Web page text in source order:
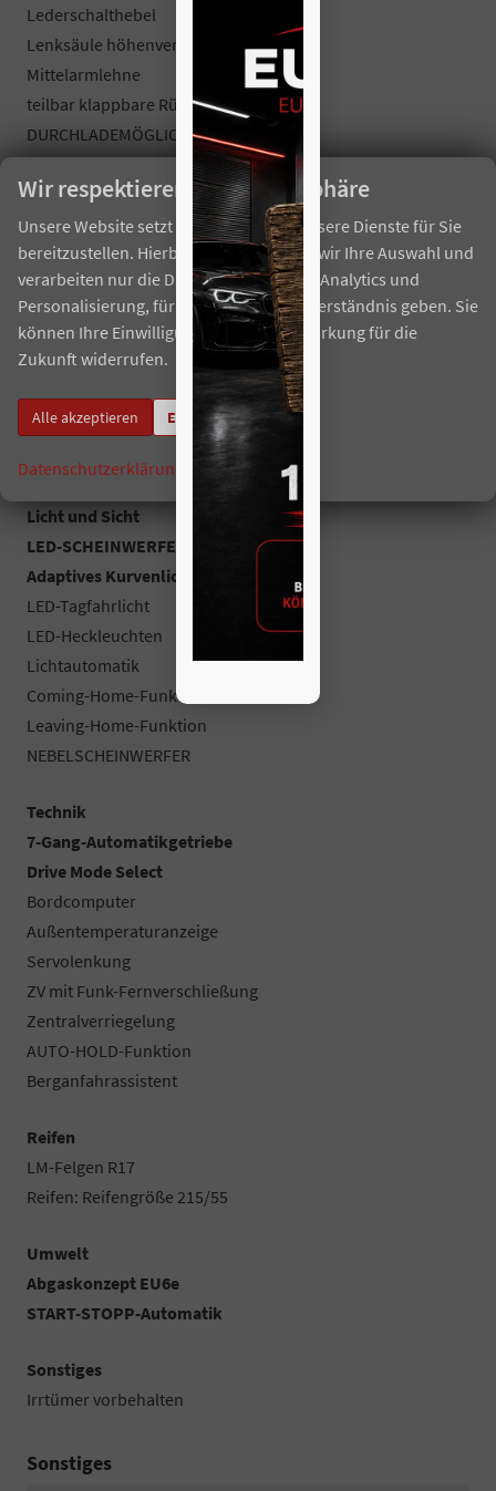
Lederschalthebel
Lenksäule höhenverstellbar
Mittelarmlehne
teilbar klappbare Rücksitzbank
DURCHLADEMÖGLICHKEIT
Gepäckraumabdeckung
el. Parkbremse
Aussenausstattung
5-trg.
el. Fensterheber vorne + hinten
Dachreling
abgedunkelte Heckscheiben
el. heranklappbare und beheizbare Außenspiegel
Innenspiegel automatisch abblendbar
Colorverglasung
Licht und Sicht
LED-SCHEINWERFER (VOLL)
Adaptives Kurvenlicht
LED-Tagfahrlicht
LED-Heckleuchten
Lichtautomatik
Coming-Home-Funktion
Leaving-Home-Funktion
NEBELSCHEINWERFER
Technik
7-Gang-Automatikgetriebe
Drive Mode Select
Bordcomputer
Außentemperaturanzeige
Servolenkung
ZV mit Funk-Fernverschließung
Zentralverriegelung
AUTO-HOLD-Funktion
Berganfahrassistent
Reifen
LM-Felgen R17
Reifen: Reifengröße 215/55
Umwelt
Abgaskonzept EU6e
START-STOPP-Automatik
Sonstiges
Irrtümer vorbehalten
Sonstiges
Wir respektieren Ihre Privatsphäre
Unsere Website setzt Cookies ein, um unsere Dienste für Sie
bereitzustellen. Hierbei berücksichtigen wir Ihre Auswahl und
verarbeiten nur die Daten für Marketing, Analytics und
Personalisierung, für die Sie uns Ihr Einverständnis geben. Sie
können Ihre Einwilligung jederzeit mit Wirkung für die
Zukunft widerrufen.
Alle akzeptieren Einstellungen
Datenschutzerklärung Impressum